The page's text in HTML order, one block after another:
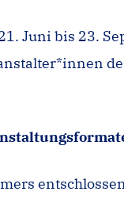
Juni bis 23.